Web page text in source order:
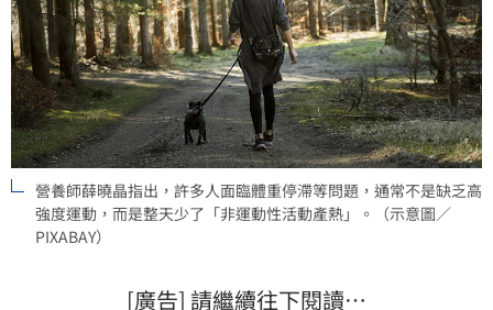
營養師薛曉晶指出，許多人面臨體重停滯等問題，通常不是缺乏高
強度運動，而是整天少了「非運動性活動產熱」。（示意圖／
PIXABAY）
[廣告] 請繼續往下閱讀…